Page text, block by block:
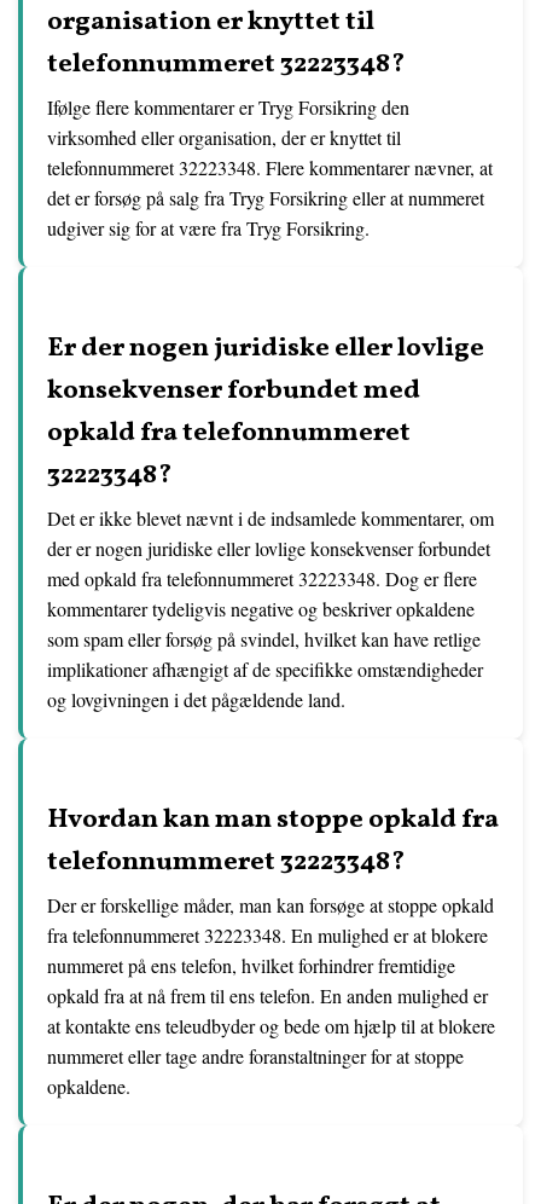
organisation er knyttet til
telefonnummeret 32223348?
Ifølge flere kommentarer er Tryg Forsikring den
virksomhed eller organisation, der er knyttet til
telefonnummeret 32223348. Flere kommentarer nævner, at
det er forsøg på salg fra Tryg Forsikring eller at nummeret
udgiver sig for at være fra Tryg Forsikring.
Er der nogen juridiske eller lovlige
konsekvenser forbundet med
opkald fra telefonnummeret
32223348?
Det er ikke blevet nævnt i de indsamlede kommentarer, om
der er nogen juridiske eller lovlige konsekvenser forbundet
med opkald fra telefonnummeret 32223348. Dog er flere
kommentarer tydeligvis negative og beskriver opkaldene
som spam eller forsøg på svindel, hvilket kan have retlige
implikationer afhængigt af de specifikke omstændigheder
og lovgivningen i det pågældende land.
Hvordan kan man stoppe opkald fra
telefonnummeret 32223348?
Der er forskellige måder, man kan forsøge at stoppe opkald
fra telefonnummeret 32223348. En mulighed er at blokere
nummeret på ens telefon, hvilket forhindrer fremtidige
opkald fra at nå frem til ens telefon. En anden mulighed er
at kontakte ens teleudbyder og bede om hjælp til at blokere
nummeret eller tage andre foranstaltninger for at stoppe
opkaldene.